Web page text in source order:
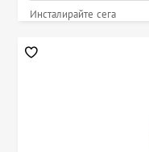
Инсталирайте сега